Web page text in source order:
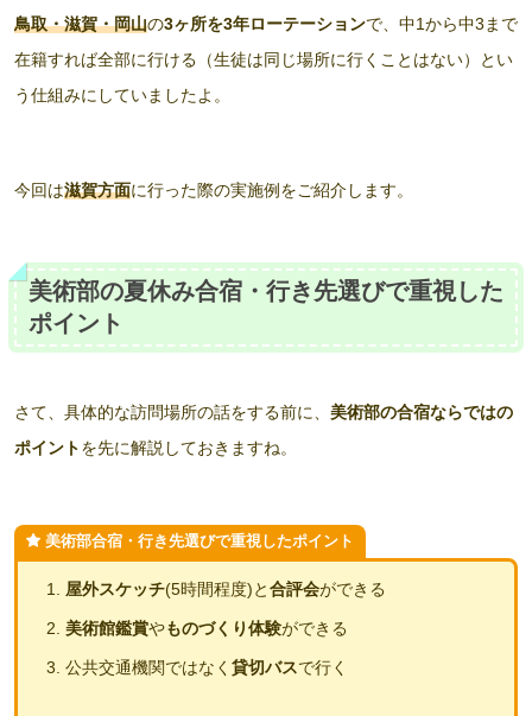
鳥取・滋賀・岡山の3ヶ所を3年ローテーションで、中1から中3まで
在籍すれば全部に行ける（生徒は同じ場所に行くことはない）とい
う仕組みにしていましたよ。
今回は滋賀方面に行った際の実施例をご紹介します。
美術部の夏休み合宿・行き先選びで重視した
ポイント
さて、具体的な訪問場所の話をする前に、 美術部の合宿ならではの
ポイントを先に解説しておきますね。
美術部合宿・行き先選びで重視したポイント
屋外スケッチ(5時間程度)と合評会ができる
美術館鑑賞やものづくり体験ができる
公共交通機関ではなく 貸切バスで行く